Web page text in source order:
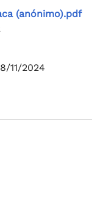
(anónimo).pdf
11/2024